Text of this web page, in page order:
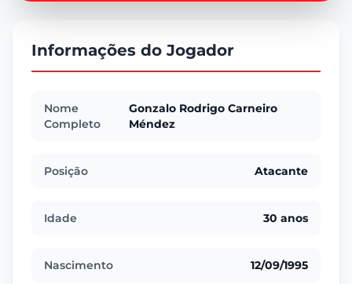
Informações do Jogador
Nome
Completo
Gonzalo Rodrigo Carneiro
Méndez
Posição Atacante
Idade 30 anos
Nascimento 12/09/1995